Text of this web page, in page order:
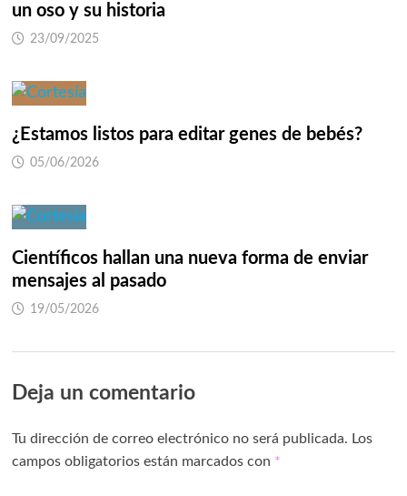
un oso y su historia
23/09/2025
¿Estamos listos para editar genes de bebés?
05/06/2026
Científicos hallan una nueva forma de enviar
mensajes al pasado
19/05/2026
Deja un comentario
Tu dirección de correo electrónico no será publicada. Los
campos obligatorios están marcados con *